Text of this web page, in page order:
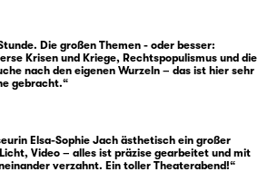
es einen gläsernen Schuh,
eine eigene
sowie diverse andere
für Cinderella, wie sie
wurde.
zogen ins Land, da trug es
friedliche Menschen eine
Die großen Themen - oder besser:
Krisen und Kriege, Rechtspopulismus und die
nach den eigenen Wurzeln – das ist hier sehr
gebracht.“
Elsa-Sophie Jach ästhetisch ein großer
Video – alles ist präzise gearbeitet und mit
verzahnt. Ein toller Theaterabend!“